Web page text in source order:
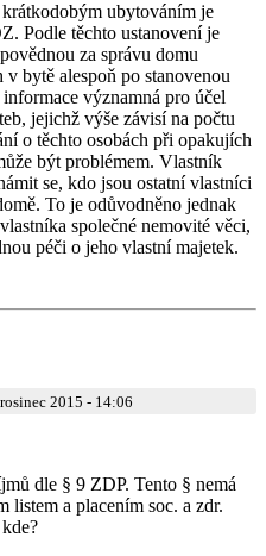
ubytováním je
Podle těchto ustanovení je
za správu domu
bytě alespoň po stanovenou
významná pro účel
jejichž výše závisí na počtu
o těchto osobách při opakujích
být problémem. Vlastník
se, kdo jsou ostatní vlastníci
To je odůvodněno jednak
společné nemovité věci,
péči o jeho vlastní majetek.
2015 - 14:06
dle § 9 ZDP. Tento § nemá
listem a placením soc. a zdr.